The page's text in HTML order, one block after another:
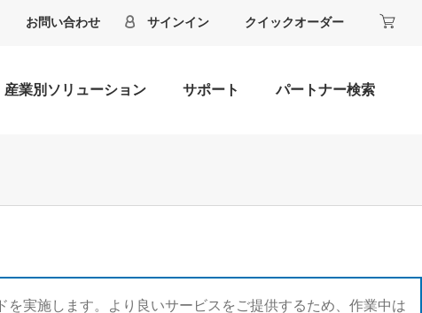
お問い合わせ サインイン クイックオーダー
産業別ソリューション サポート パートナー検索
実施します。より良いサービスをご提供するため、作業中は